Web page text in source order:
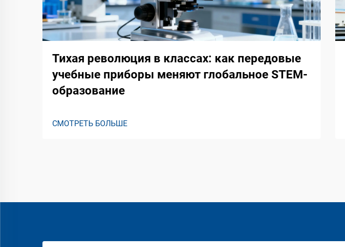
Тихая революция в классах: как передовые
учебные приборы меняют глобальное STEM-
образование
СМОТРЕТЬ БОЛЬШЕ